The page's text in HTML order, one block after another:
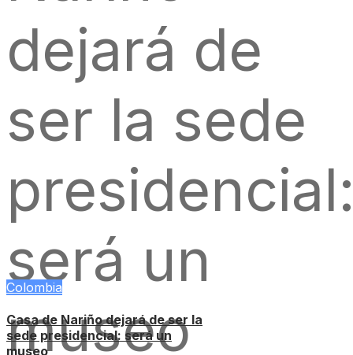
Colombia
Casa de Nariño dejará de ser la
sede presidencial: será un
museo